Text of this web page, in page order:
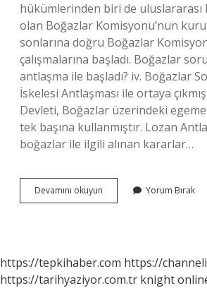
hükümlerinden biri de uluslararası
olan Boğazlar Komisyonu’nun
sonlarına doğru Boğazlar
çalışmalarına başladı. Boğazlar
antlaşma ile başladı? iv. Boğazlar
İskelesi Antlaşması ile ortaya
Devleti, Boğazlar üzerindeki
tek başına kullanmıştır. Lozan
boğazlar ile ilgili alınan kararlar…
Devamını okuyun Boğazlar
Komisyonu
Yorum Bırak
https://tepkihaber.com https://
https://tarihyaziyor.com.tr knight